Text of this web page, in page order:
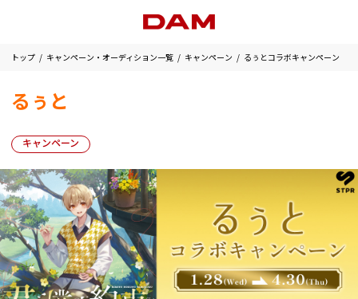
トップ キャンペーン・オーディション一覧 キャンペーン るぅとコラボキャンペーン
るぅと
キャンペーン